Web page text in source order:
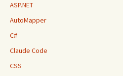
ASP.NET
AutoMapper
C#
Claude Code
CSS